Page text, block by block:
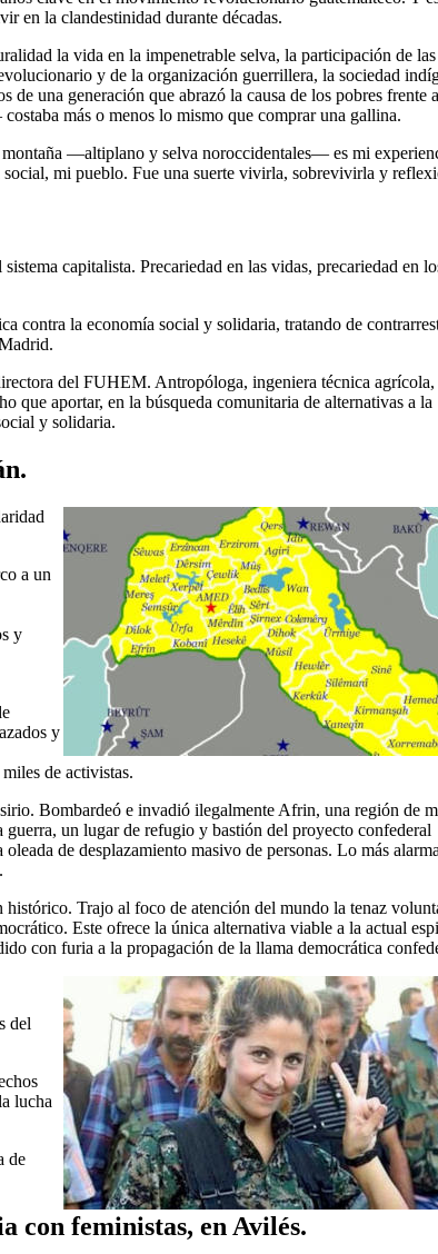
en la clandestinidad durante décadas.
la vida en la impenetrable selva, la participación de las
y de la organización guerrillera, la sociedad
de una generación que abrazó la causa de los pobres
más o menos lo mismo que comprar una gallina.
—altiplano y selva noroccidentales— es mi
mi pueblo. Fue una suerte vivirla, sobrevivirla y
capitalista. Precariedad en las vidas, precariedad en
contra la economía social y solidaria, tratando de
del FUHEM. Antropóloga, ingeniera técnica agrícola,
que aportar, en la búsqueda comunitaria de alternativas a la
y solidaria.
a un
y
y
de activistas.
Bombardeó e invadió ilegalmente Afrin, una región de
un lugar de refugio y bastión del proyecto confederal
de desplazamiento masivo de personas. Lo más
Trajo al foco de atención del mundo la tenaz
Este ofrece la única alternativa viable a la actual
con furia a la propagación de la llama democrática
del
lucha
de
con feministas, en Avilés.